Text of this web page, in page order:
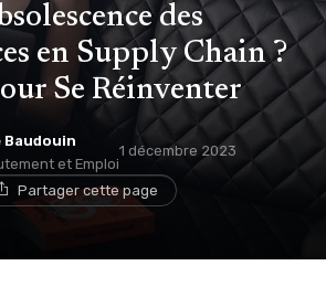
des
en Supply Chain ?
Se Réinventer
et Emploi
1 décembre 2023
Partager cette page